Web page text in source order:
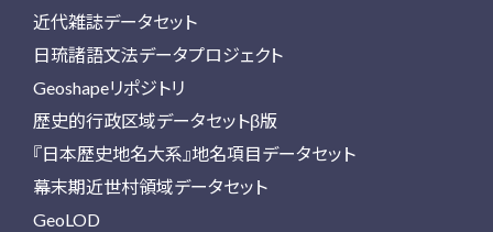
近代雑誌データセット
日琉諸語文法データプロジェクト
Geoshapeリポジトリ
歴史的行政区域データセットβ版
『日本歴史地名大系』地名項目データセット
幕末期近世村領域データセット
GeoLOD